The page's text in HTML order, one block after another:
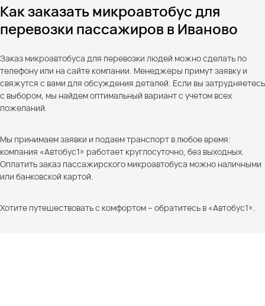
Как заказать микроавтобус для
перевозки пассажиров в Иваново
Заказ микроавтобуса для перевозки людей можно сделать по
телефону или на сайте компании. Менеджеры примут заявку и
свяжутся с вами для обсуждения деталей. Если вы затрудняетесь
с выбором, мы найдем оптимальный вариант с учетом всех
пожеланий.
Мы принимаем заявки и подаем транспорт в любое время:
компания «Автобус1» работает круглосуточно, без выходных.
Оплатить заказ пассажирского микроавтобуса можно наличными
или банковской картой.
Хотите путешествовать с комфортом – обратитесь в «Автобус1».